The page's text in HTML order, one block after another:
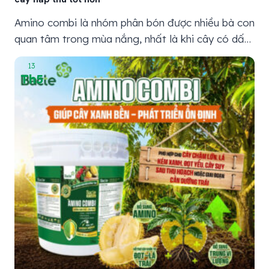
Amino combi là nhóm phân bón được nhiều bà con
quan tâm trong mùa nắng, nhất là khi cây có dấu
hiệu vàng lá, lá mỏng, chậm đi đọt hoặc suy sau
thu hoạch. Vào mùa khô, cây không chỉ thiếu nước
mà còn dễ giảm khả năng hấp thu dinh dưỡng,
nên việc chọn...
13
Th5